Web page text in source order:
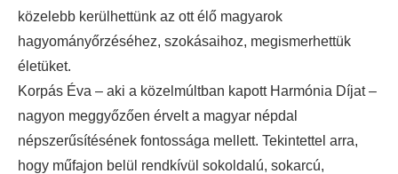
közelebb kerülhettünk az ott élő magyarok
hagyományőrzéséhez, szokásaihoz, megismerhettük
életüket.
Korpás Éva – aki a közelmúltban kapott Harmónia Díjat –
nagyon meggyőzően érvelt a magyar népdal
népszerűsítésének fontossága mellett. Tekintettel arra,
hogy műfajon belül rendkívül sokoldalú, sokarcú,